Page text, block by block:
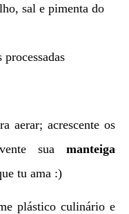
sal e pimenta do
aerar; acrescente os
sua manteiga
tu ama :)
plástico culinário e